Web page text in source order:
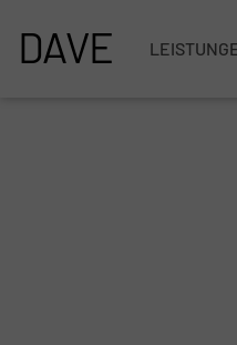
DAVE